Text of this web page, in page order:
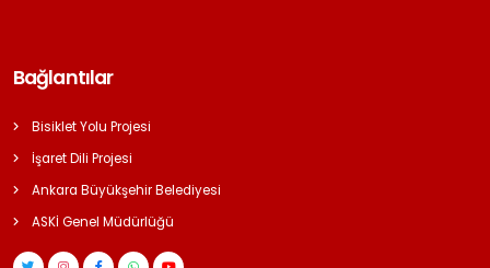
Bağlantılar
Bisiklet Yolu Projesi
İşaret Dili Projesi
Ankara Büyükşehir Belediyesi
ASKİ Genel Müdürlüğü